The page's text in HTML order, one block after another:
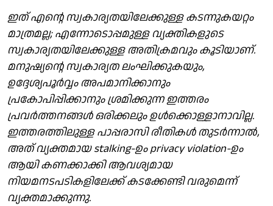
ഇത് എന്റെ സ്വകാര്യതയിലേക്കുള്ള കടന്നുകയറ്റം
മാത്രമല്ല; എന്നോടൊപ്പമുള്ള വ്യക്തികളുടെ
സ്വകാര്യതയിലേക്കുള്ള അതിക്രമവും കൂടിയാണ്.
മനുഷ്യന്റെ സ്വകാര്യത ലംഘിക്കുകയും,
ഉദ്ദേശ്യപൂർവ്വം അപമാനിക്കാനും
പ്രകോപിപ്പിക്കാനും ശ്രമിക്കുന്ന ഇത്തരം
പ്രവർത്തനങ്ങൾ ഒരിക്കലും ഉൾക്കൊള്ളാനാവില്ല.
ഇത്തരത്തിലുള്ള പാപ്പരാസി രീതികൾ തുടർന്നാൽ,
അത് വ്യക്തമായ stalking-ഉം privacy violation-ഉം
ആയി കണക്കാക്കി ആവശ്യമായ
നിയമനടപടികളിലേക്ക് കടക്കേണ്ടി വരുമെന്ന്
വ്യക്തമാക്കുന്നു.